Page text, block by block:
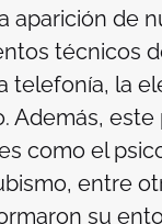
aparición de
técnicos
telefonía, la
Además,
como el
entre
su